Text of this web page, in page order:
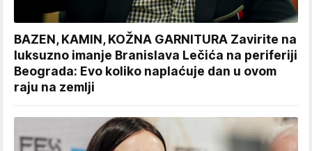
BAZEN, KAMIN, KOŽNA GARNITURA Zavirite na
luksuzno imanje Branislava Lečića na periferiji
Beograda: Evo koliko naplaćuje dan u ovom
raju na zemlji